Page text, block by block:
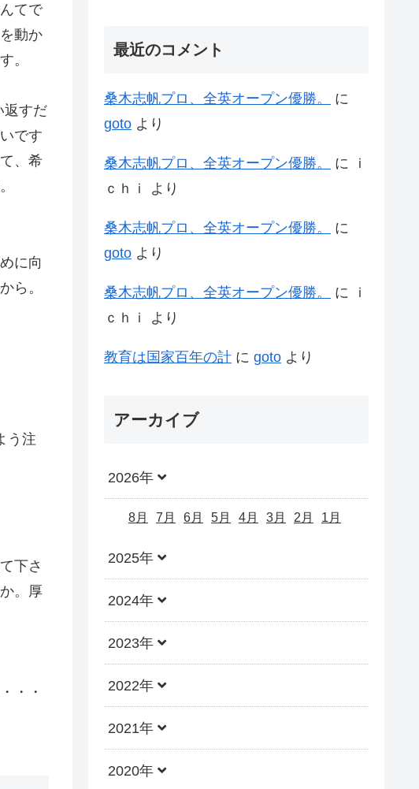
てで
動か
。
返すだ
です
、希
に向
ら。
う注
下さ
。厚
・・
最近のコメント
桑木志帆プロ、全英オープン優勝。
に
goto より
桑木志帆プロ、全英オープン優勝。 に
ｉ
ｃｈｉ
より
桑木志帆プロ、全英オープン優勝。
に
goto より
桑木志帆プロ、全英オープン優勝。 に
ｉ
ｃｈｉ
より
教育は国家百年の計 に goto より
アーカイブ
2026年
8月 7月 6月 5月 4月 3月 2月 1月
2025年
2024年
2023年
2022年
2021年
2020年